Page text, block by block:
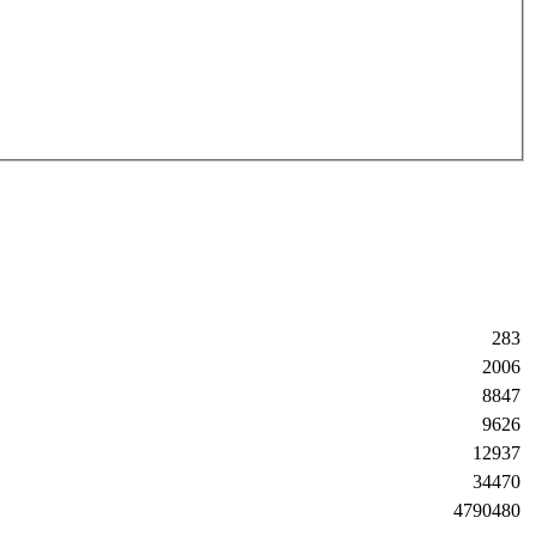
283
2006
8847
9626
12937
34470
4790480